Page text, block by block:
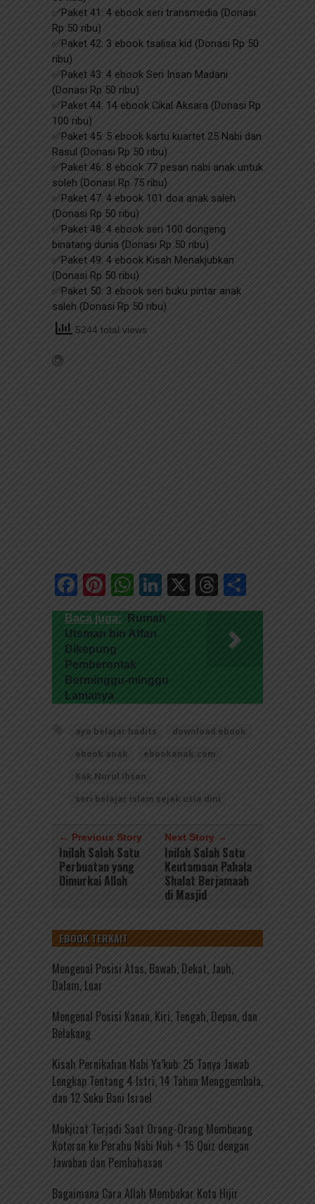
5244 total views
Facebook
Pinterest
WhatsApp
LinkedIn
X Threads
Baca juga:
Rumah
Utsman bin Affan
Dikepung
Pemberontak
Berminggu-minggu
Lamanya
ayo belajar hadits
download ebook
ebook anak
ebookanak.com
Kak Nurul Ihsan
seri belajar islam sejak usia dini
← Previous Story
Inilah Salah Satu
Perbuatan yang
Dimurkai Allah
Next Story →
Inilah Salah Satu
Keutamaan Pahala
Shalat Berjamaah
di Masjid
EBOOK TERKAIT
Mengenal Posisi Atas, Bawah, Dekat, Jauh,
Dalam, Luar
Mengenal Posisi Kanan, Kiri, Tengah, Depan, dan
Belakang
Kisah Pernikahan Nabi Ya’kub: 25 Tanya Jawab
Lengkap Tentang 4 Istri, 14 Tahun Menggembala,
dan 12 Suku Bani Israel
Mukjizat Terjadi Saat Orang-Orang Membuang
Kotoran ke Perahu Nabi Nuh + 15 Quiz dengan
Jawaban dan Pembahasan
Bagaimana Cara Allah Membakar Kota Hijir